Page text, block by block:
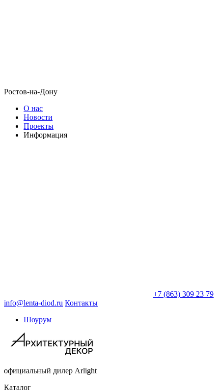
Ростов-на-Дону
О нас
Новости
Проекты
Информация
+7 (863) 309 23 79
info@lenta-diod.ru Контакты
Шоурум
официальный дилер Arlight
Каталог